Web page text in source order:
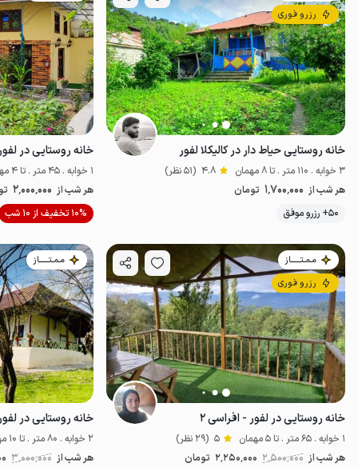
رزرو فوری
خانه روستایی حیاط دار در کالیکلا لفور
3 خوابه . 110 متر . تا 8 مهمان 4.8 (51 نظر)
هر شب از 1٬700٬000 تومان
50+ رزرو موفق
خوش منظره
خانه روستایی در
1 خوابه . 45 متر . تا 4 مهمان
هر شب از 2٬000٬000
10% تخفیف از 10 شب
مـمـتــــــاز
رزرو فوری
خانه روستایی در لفور - افراسی ۲
1 خوابه . 65 متر . تا 5 مهمان 5 (29 نظر)
هر شب از 2٬500٬000 2٬250٬000 تومان
مـمـتــــــاز
خانه روستایی در
2 خوابه . 80 متر . تا 10 مهمان
هر شب از 3٬000٬000